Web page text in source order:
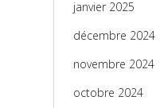
janvier 2025
décembre 2024
novembre 2024
octobre 2024